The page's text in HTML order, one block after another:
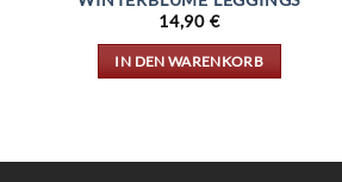
14,90 €
IN DEN WARENKORB